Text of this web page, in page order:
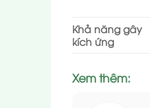
Khả năng gây
kích ứng
Xem thêm: